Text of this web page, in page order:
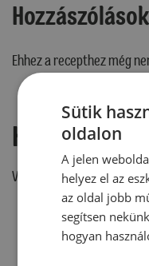
Hozzászólások
Ehhez a recepthez még
Hozzászólás
Vélemény írásához,
Sütik
oldalon
A jelen
helyez el az
az oldal jobb
segítsen
hogyan